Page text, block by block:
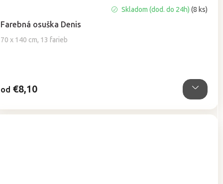
Farebná osuška Denis
70 x 140 cm, 13 farieb
hodnotenie
produktu
je
Skladom (dod. do 24h)(8 ks)
od €8,10